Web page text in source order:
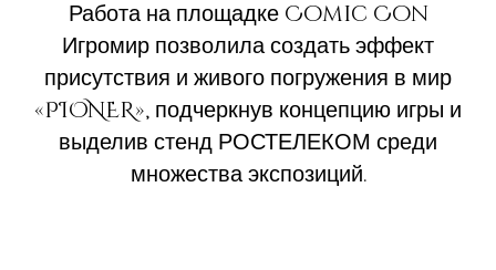
Работа на площадке Comic Con
Игромир позволила создать эффект
присутствия и живого погружения в мир
«PIONER», подчеркнув концепцию игры и
выделив стенд РОСТЕЛЕКОМ среди
множества экспозиций.